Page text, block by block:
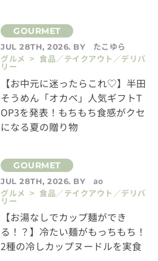
JUL 28TH, 2026. BY
たこゆら
グルメ > 食品／テイクアウト／デリバ
リー
【お中元に迷ったらこれ♡】半田
そうめん「オカベ」人気ギフトT
OP3を発表！もちもち食感がクセ
になる夏の贈り物
JUL 28TH, 2026. BY
ao
グルメ > 食品／テイクアウト／デリバ
リー
【お湯なしでカップ麺ができ
る！？】冷たい麺がもっちもち！
2種の冷しカップヌードルを実食